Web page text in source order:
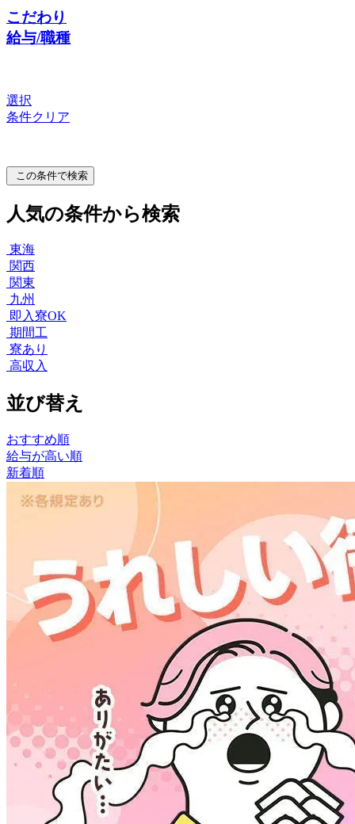
こだわり
給与/職種
選択
条件クリア
この条件で検索
人気の条件から検索
東海
関西
関東
九州
即入寮OK
期間工
寮あり
高収入
並び替え
おすすめ順
給与が高い順
新着順